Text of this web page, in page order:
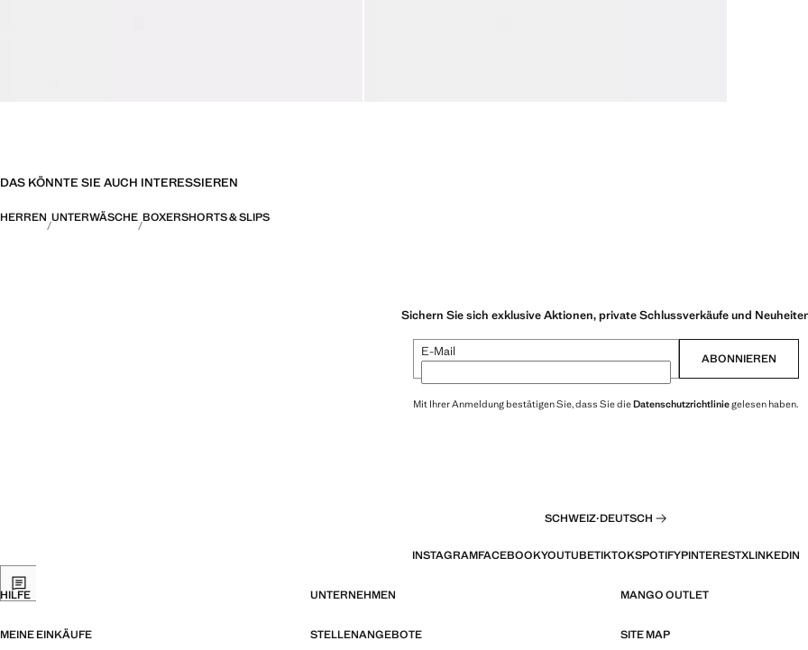
DAS KÖNNTE SIE AUCH INTERESSIEREN
HERREN UNTERWÄSCHE BOXERSHORTS & SLIPS
Sichern Sie sich exklusive Aktionen, private Schlussverkäufe und
E-Mail ABONNIEREN
Mit Ihrer Anmeldung bestätigen Sie, dass Sie dieDatenschutzrichtliniegelesen haben.
SCHWEIZ·DEUTSCH
INSTAGRAMFACEBOOKYOUTUBETIKTOKSPOTIFYPINTERESTXLINKEDIN
HILFE UNTERNEHMEN MANGO OUTLET
MEINE EINKÄUFE STELLENANGEBOTE SITE MAP